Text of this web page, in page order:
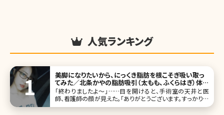
人気ランキング
美脚になりたいから、にっくき脂肪を根こそぎ吸い取っ
てみた／北条かやの脂肪吸引（太もも、ふくらはぎ）体験
記
「終わりましたよ～」……目を開けると、手術室の天井と医
師、看護師の顔が見えた。「ありがとうございます。すっかり寝
てました。何時間かかりましたか?」「今2時半だから、4時間で